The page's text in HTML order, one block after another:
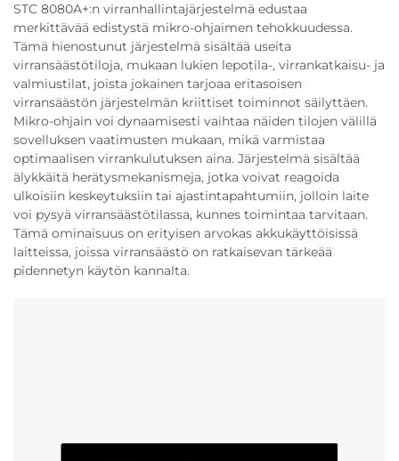
STC 8080A+:n virranhallintajärjestelmä edustaa
merkittävää edistystä mikro-ohjaimen tehokkuudessa.
Tämä hienostunut järjestelmä sisältää useita
virransäästötiloja, mukaan lukien lepotila-, virrankatkaisu- ja
valmiustilat, joista jokainen tarjoaa eritasoisen
virransäästön järjestelmän kriittiset toiminnot säilyttäen.
Mikro-ohjain voi dynaamisesti vaihtaa näiden tilojen välillä
sovelluksen vaatimusten mukaan, mikä varmistaa
optimaalisen virrankulutuksen aina. Järjestelmä sisältää
älykkäitä herätysmekanismeja, jotka voivat reagoida
ulkoisiin keskeytuksiin tai ajastintapahtumiin, jolloin laite
voi pysyä virransäästötilassa, kunnes toimintaa tarvitaan.
Tämä ominaisuus on erityisen arvokas akkukäyttöisissä
laitteissa, joissa virransäästö on ratkaisevan tärkeää
pidennetyn käytön kannalta.